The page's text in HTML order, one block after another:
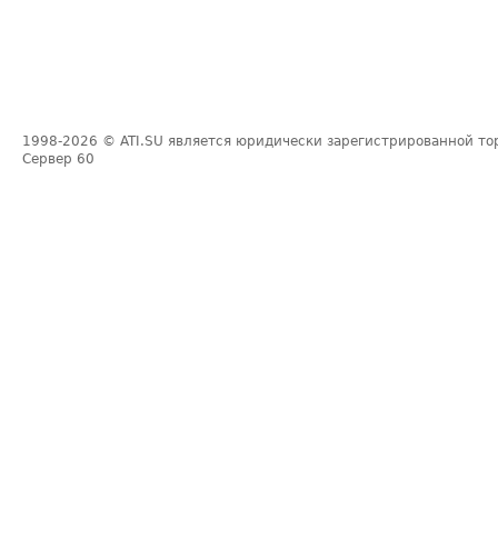
1998-2026 © ATI.SU является юридически зарегистрированной
Сервер 60